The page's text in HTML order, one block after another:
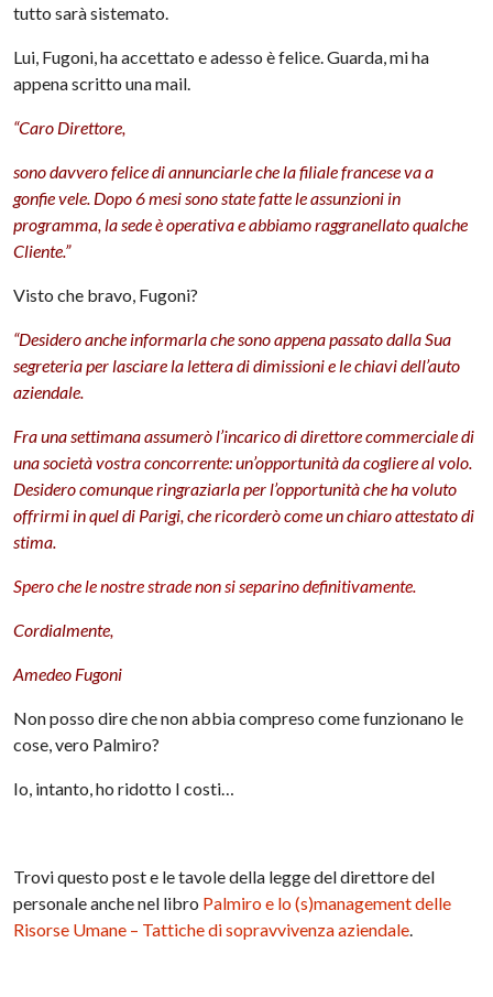
tutto sarà sistemato.
Lui, Fugoni, ha accettato e adesso è felice. Guarda, mi ha
appena scritto una mail.
“Caro Direttore,
sono davvero felice di annunciarle che la filiale francese va a
gonfie vele. Dopo 6 mesi sono state fatte le assunzioni in
programma, la sede è operativa e abbiamoraggranellatoqualche
Cliente.”
Visto che bravo, Fugoni?
“Desidero anche informarla che sono appena passato dalla Sua
segreteria per lasciare la lettera di dimissioni e le chiavi dell’auto
aziendale.
Fra una settimana assumerò l’incarico di direttore commerciale di
una società vostra concorrente: un’opportunità da cogliere al volo.
Desidero comunqueringraziarlaper l’opportunità che ha voluto
offrirmi in quel di Parigi, che ricorderò come un chiaro attestato di
stima.
Spero che le nostre strade non si separinodefinitivamente.
Cordialmente,
Amedeo Fugoni
Non posso dire che non abbia compreso come funzionano le
cose, vero Palmiro?
Io, intanto, ho ridotto I costi…
Trovi questo post e le tavole della legge del direttore del
personale anche nel libro Palmiro e lo (s)management delle
Risorse Umane – Tattiche di sopravvivenza aziendale.